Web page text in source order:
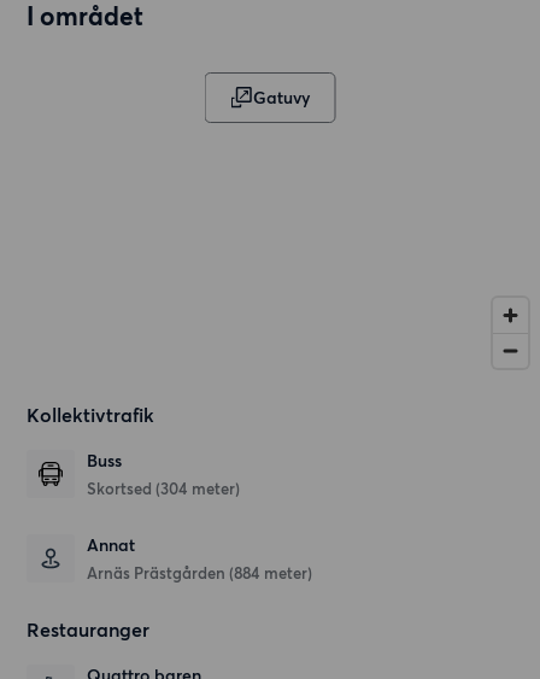
I området
Gatuvy
Kollektivtrafik
Buss
Skortsed (304 meter)
Annat
Arnäs Prästgården (884 meter)
Restauranger